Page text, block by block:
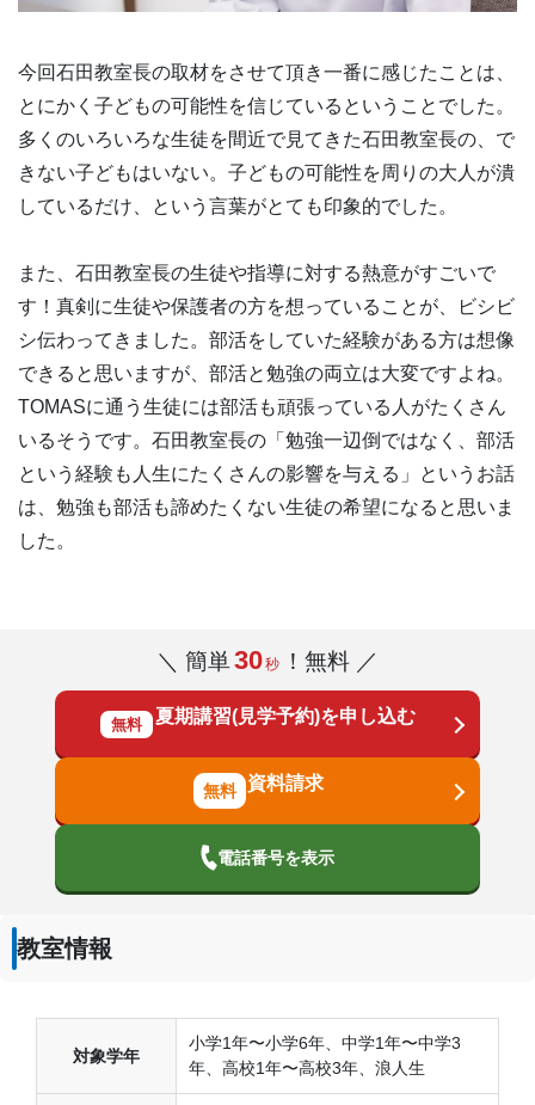
今回石田教室長の取材をさせて頂き一番に感じたことは、
とにかく子どもの可能性を信じているということでした。
多くのいろいろな生徒を間近で見てきた石田教室長の、で
きない子どもはいない。子どもの可能性を周りの大人が潰
しているだけ、という言葉がとても印象的でした。
また、石田教室長の生徒や指導に対する熱意がすごいで
す！真剣に生徒や保護者の方を想っていることが、ビシビ
シ伝わってきました。部活をしていた経験がある方は想像
できると思いますが、部活と勉強の両立は大変ですよね。
TOMASに通う生徒には部活も頑張っている人がたくさん
いるそうです。石田教室長の「勉強一辺倒ではなく、部活
という経験も人生にたくさんの影響を与える」というお話
は、勉強も部活も諦めたくない生徒の希望になると思いま
した。
＼ 簡単30秒 ！無料 ／
無料 夏期講習(見学予約)を申し込む
資料請求
電話番号を表示
教室情報
対象学年
小学1年〜小学6年、中学1年〜中学3
年、高校1年〜高校3年、浪人生